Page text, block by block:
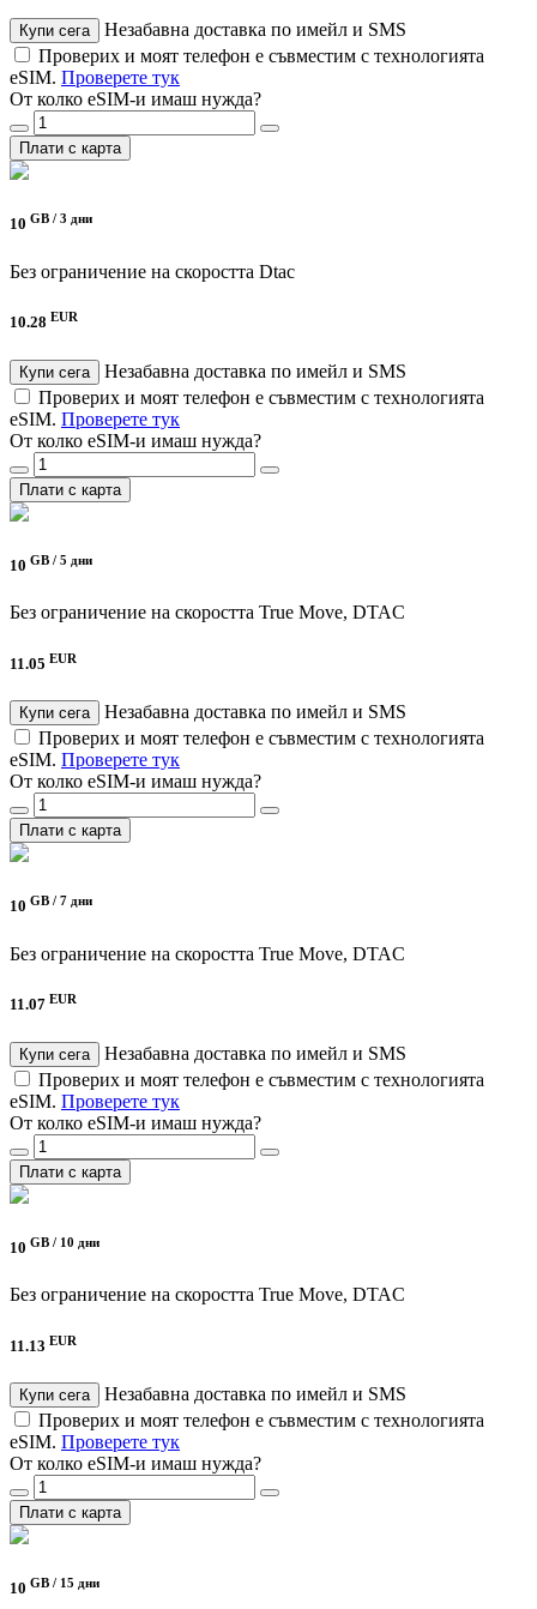
Купи сега
Незабавна доставка по имейл и SMS
Проверих и моят телефон е съвместим с технологията
eSIM. Проверете тук
От колко eSIM-и имаш нужда?
Плати с карта
10 GB / 3 дни
Без ограничение на скоростта Dtac
10.28 EUR
Купи сега
Незабавна доставка по имейл и SMS
Проверих и моят телефон е съвместим с технологията
eSIM. Проверете тук
От колко eSIM-и имаш нужда?
Плати с карта
10 GB / 5 дни
Без ограничение на скоростта True Move, DTAC
11.05 EUR
Купи сега
Незабавна доставка по имейл и SMS
Проверих и моят телефон е съвместим с технологията
eSIM. Проверете тук
От колко eSIM-и имаш нужда?
Плати с карта
10 GB / 7 дни
Без ограничение на скоростта True Move, DTAC
11.07 EUR
Купи сега
Незабавна доставка по имейл и SMS
Проверих и моят телефон е съвместим с технологията
eSIM. Проверете тук
От колко eSIM-и имаш нужда?
Плати с карта
10 GB / 10 дни
Без ограничение на скоростта True Move, DTAC
11.13 EUR
Купи сега
Незабавна доставка по имейл и SMS
Проверих и моят телефон е съвместим с технологията
eSIM. Проверете тук
От колко eSIM-и имаш нужда?
Плати с карта
10 GB / 15 дни